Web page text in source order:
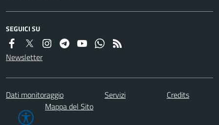
SEGUICI SU
Newsletter
Dati monitoraggio Servizi
Credits
Mappa del Sito